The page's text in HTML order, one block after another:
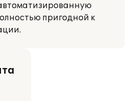
пригодной к